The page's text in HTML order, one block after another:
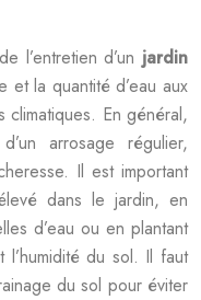
l’entretien d’un jardin
et la quantité d’eau aux
En général,
arrosage régulier,
Il est important
dans le jardin, en
d’eau ou en plantant
l’humidité du sol. Il faut
du sol pour éviter